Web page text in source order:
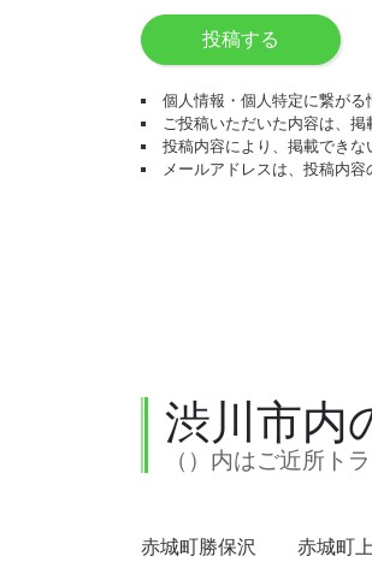
投稿する
個人情報・個人特定に繋がる
ご投稿いただいた内容は、
投稿内容により、掲載できな
メールアドレスは、投稿内容
渋川市内
（）内はご近所ト
赤城町勝保沢 赤城町